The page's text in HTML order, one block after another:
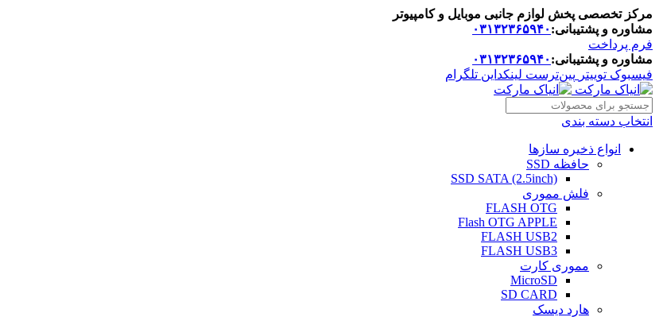
مرکز تخصصی پخش لوازم جانبی موبایل و کامپیوتر
مشاوره و پشتیبانی: ۰۳۱۳۲۳۶۵۹۴۰
فرم پرداخت
مشاوره و پشتیبانی: ۰۳۱۳۲۳۶۵۹۴۰
فیسبوک توییتر پین‌ترست لینکداین تلگرام
انتخاب دسته بندی
انواع ذخیره سازها
حافظه SSD
SSD SATA (2.5inch)
فلش مموری
FLASH OTG
Flash OTG APPLE
FLASH USB2
FLASH USB3
مموری کارت
MicroSD
SD CARD
هارد دیسک